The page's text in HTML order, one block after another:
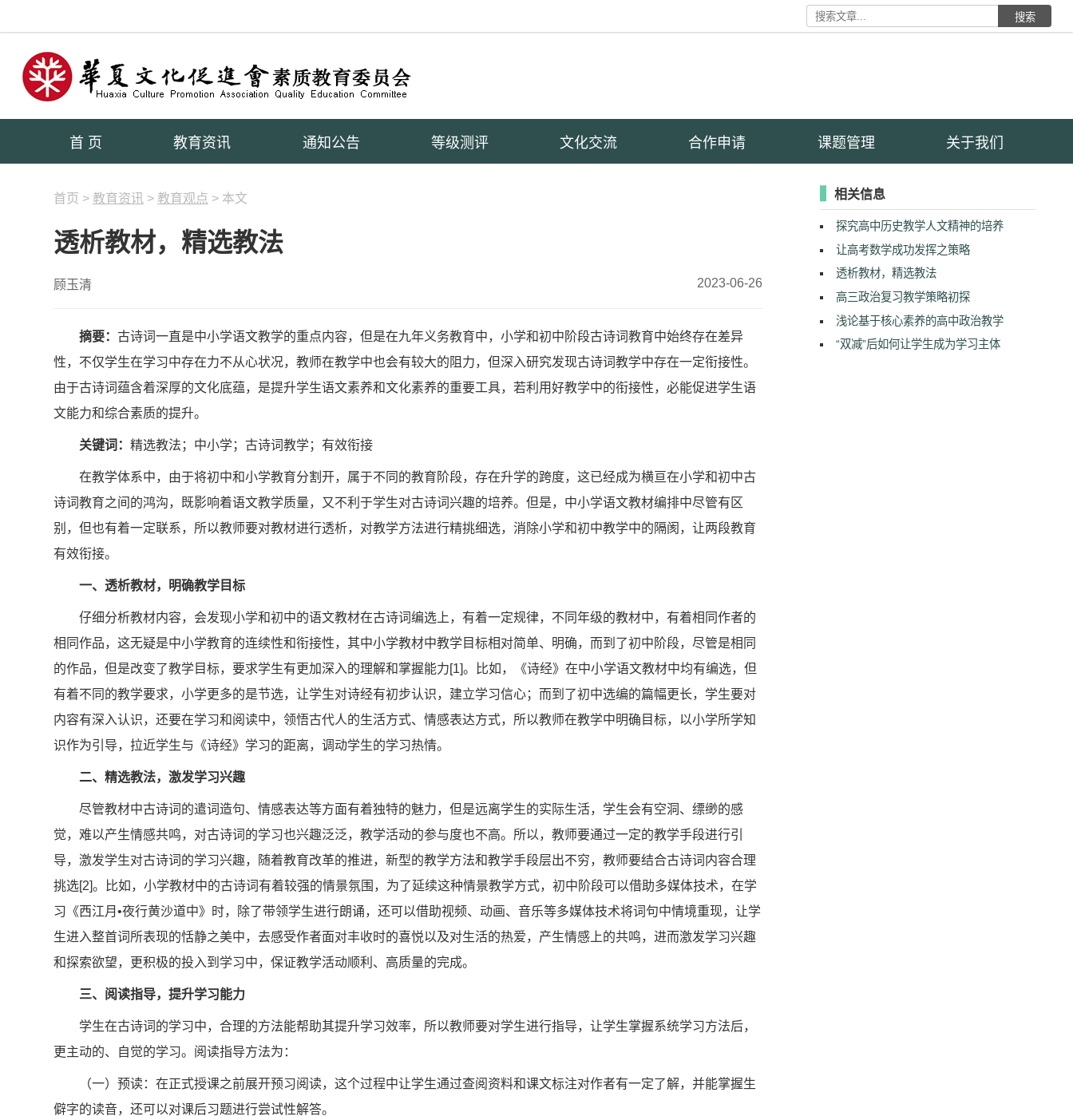
搜索
首 页 教育资讯 通知公告 等级测评 文化交流 合作申请 课题管理 关于我们
首页 > 教育资讯 > 教育观点 > 本文
透析教材，精选教法
顾玉清 2023-06-26
摘要： 古诗词一直是中小学语文教学的重点内容，但是在九年义务教育中，小学和初中阶段古诗词教育中始终存在差异
性，不仅学生在学习中存在力不从心状况，教师在教学中也会有较大的阻力，但深入研究发现古诗词教学中存在一定衔接性。
由于古诗词蕴含着深厚的文化底蕴，是提升学生语文素养和文化素养的重要工具，若利用好教学中的衔接性，必能促进学生语
文能力和综合素质的提升。
关键词： 精选教法；中小学；古诗词教学；有效衔接
在教学体系中，由于将初中和小学教育分割开，属于不同的教育阶段，存在升学的跨度，这已经成为横亘在小学和初中古
诗词教育之间的鸿沟，既影响着语文教学质量，又不利于学生对古诗词兴趣的培养。但是，中小学语文教材编排中尽管有区
别，但也有着一定联系，所以教师要对教材进行透析，对教学方法进行精挑细选，消除小学和初中教学中的隔阂，让两段教育
有效衔接。
一、透析教材，明确教学目标
仔细分析教材内容，会发现小学和初中的语文教材在古诗词编选上，有着一定规律，不同年级的教材中，有着相同作者的
相同作品，这无疑是中小学教育的连续性和衔接性，其中小学教材中教学目标相对简单、明确，而到了初中阶段，尽管是相同
的作品，但是改变了教学目标，要求学生有更加深入的理解和掌握能力[1]。比如，《诗经》在中小学语文教材中均有编选，但
有着不同的教学要求，小学更多的是节选，让学生对诗经有初步认识，建立学习信心；而到了初中选编的篇幅更长，学生要对
内容有深入认识，还要在学习和阅读中，领悟古代人的生活方式、情感表达方式，所以教师在教学中明确目标，以小学所学知
识作为引导，拉近学生与《诗经》学习的距离，调动学生的学习热情。
二、精选教法，激发学习兴趣
尽管教材中古诗词的遣词造句、情感表达等方面有着独特的魅力，但是远离学生的实际生活，学生会有空洞、缥缈的感
觉，难以产生情感共鸣，对古诗词的学习也兴趣泛泛，教学活动的参与度也不高。所以，教师要通过一定的教学手段进行引
导，激发学生对古诗词的学习兴趣，随着教育改革的推进，新型的教学方法和教学手段层出不穷，教师要结合古诗词内容合理
挑选[2]。比如，小学教材中的古诗词有着较强的情景氛围，为了延续这种情景教学方式，初中阶段可以借助多媒体技术，在学
习《西江月•夜行黄沙道中》时，除了带领学生进行朗诵，还可以借助视频、动画、音乐等多媒体技术将词句中情境重现，让学
生进入整首词所表现的恬静之美中，去感受作者面对丰收时的喜悦以及对生活的热爱，产生情感上的共鸣，进而激发学习兴趣
和探索欲望，更积极的投入到学习中，保证教学活动顺利、高质量的完成。
三、阅读指导，提升学习能力
学生在古诗词的学习中，合理的方法能帮助其提升学习效率，所以教师要对学生进行指导，让学生掌握系统学习方法后，
更主动的、自觉的学习。阅读指导方法为：
（一）预读：在正式授课之前展开预习阅读，这个过程中让学生通过查阅资料和课文标注对作者有一定了解，并能掌握生
僻字的读音，还可以对课后习题进行尝试性解答。
相关信息
探究高中历史教学人文精神的培养
让高考数学成功发挥之策略
透析教材，精选教法
高三政治复习教学策略初探
浅论基于核心素养的高中政治教学
“双减”后如何让学生成为学习主体